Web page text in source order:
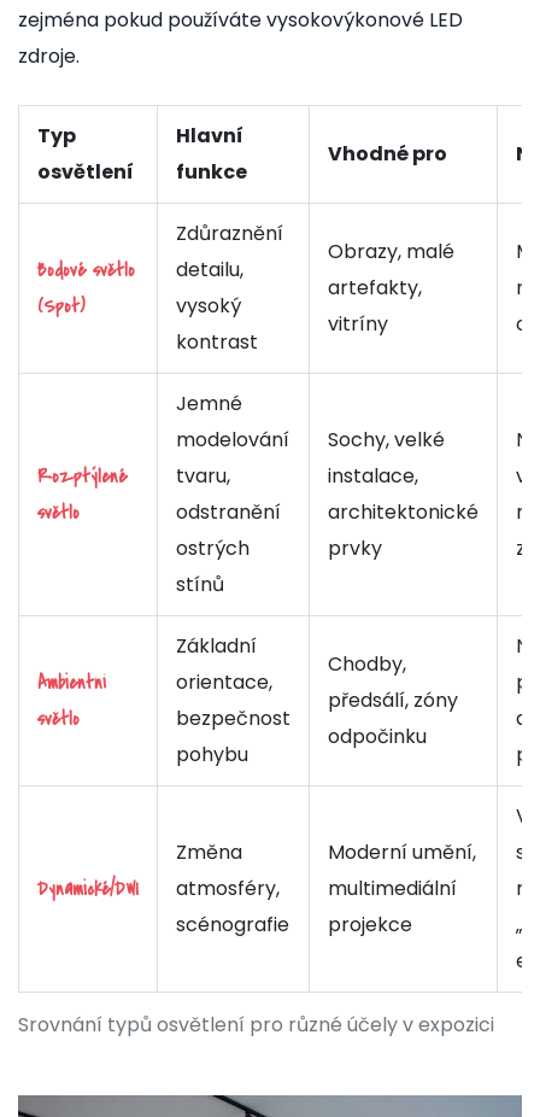
zejména pokud používáte vysokovýkonové LED
zdroje.
Srovnání typů osvětlení pro různé účely v expozici
Typ
osvětlení
Hlavní
funkce
Vhodné pro
Bodové světlo
(Spot)
Zdůraznění
detailu,
vysoký
kontrast
Obrazy, malé
artefakty,
vitríny
Rozptýlené
světlo
Jemné
modelování
tvaru,
odstranění
ostrých
stínů
Sochy, velké
instalace,
architektonické
prvky
Ambientní
světlo
Základní
orientace,
bezpečnost
pohybu
Chodby,
předsálí, zóny
odpočinku
Dynamické/DWI
Změna
atmosféry,
scénografie
Moderní umění,
multimediální
projekce